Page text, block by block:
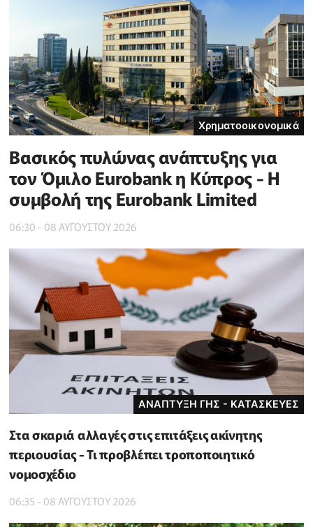
Χρηματοοικονομικά
Βασικός πυλώνας ανάπτυξης για
τον Όμιλο Eurobank η Κύπρος - Η
συμβολή της Eurobank Limited
06:30 - 08 ΑΥΓΟΥΣΤΟΥ 2026
ΑΝΑΠΤΥΞΗ ΓΗΣ - ΚΑΤΑΣΚΕΥΕΣ
Στα σκαριά αλλαγές στις επιτάξεις ακίνητης
περιουσίας - Τι προβλέπει τροποποιητικό
νομοσχέδιο
06:35 - 08 ΑΥΓΟΥΣΤΟΥ 2026